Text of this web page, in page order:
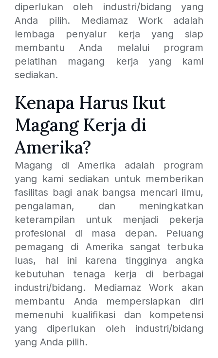
diperlukan oleh industri/bidang yang
Anda pilih. Mediamaz Work adalah
lembaga penyalur kerja yang siap
membantu Anda melalui program
pelatihan magang kerja yang kami
sediakan.
Kenapa Harus Ikut
Magang Kerja di
Amerika?
Magang di Amerika adalah program
yang kami sediakan untuk memberikan
fasilitas bagi anak bangsa mencari ilmu,
pengalaman, dan meningkatkan
keterampilan untuk menjadi pekerja
profesional di masa depan. Peluang
pemagang di Amerika sangat terbuka
luas, hal ini karena tingginya angka
kebutuhan tenaga kerja di berbagai
industri/bidang. Mediamaz Work akan
membantu Anda mempersiapkan diri
memenuhi kualifikasi dan kompetensi
yang diperlukan oleh industri/bidang
yang Anda pilih.